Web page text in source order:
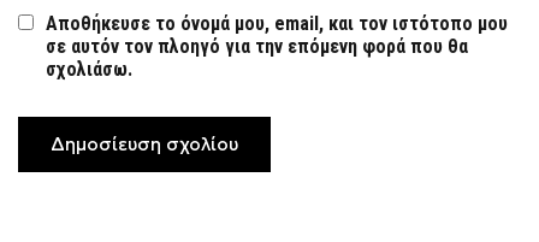
Αποθήκευσε το όνομά μου, email, και τον ιστότοπο μου
σε αυτόν τον πλοηγό για την επόμενη φορά που θα
σχολιάσω.